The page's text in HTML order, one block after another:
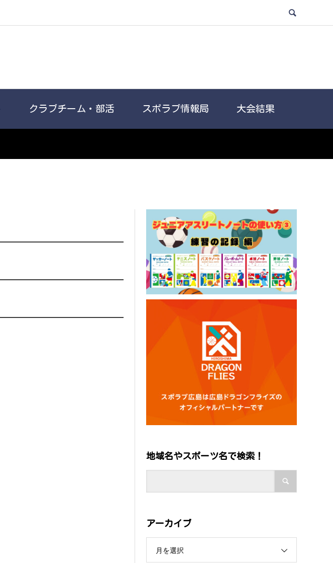
クラブチーム・部活 スポラブ情報局 大会結果
地域名やスポーツ名で検索！
アーカイブ
月を選択